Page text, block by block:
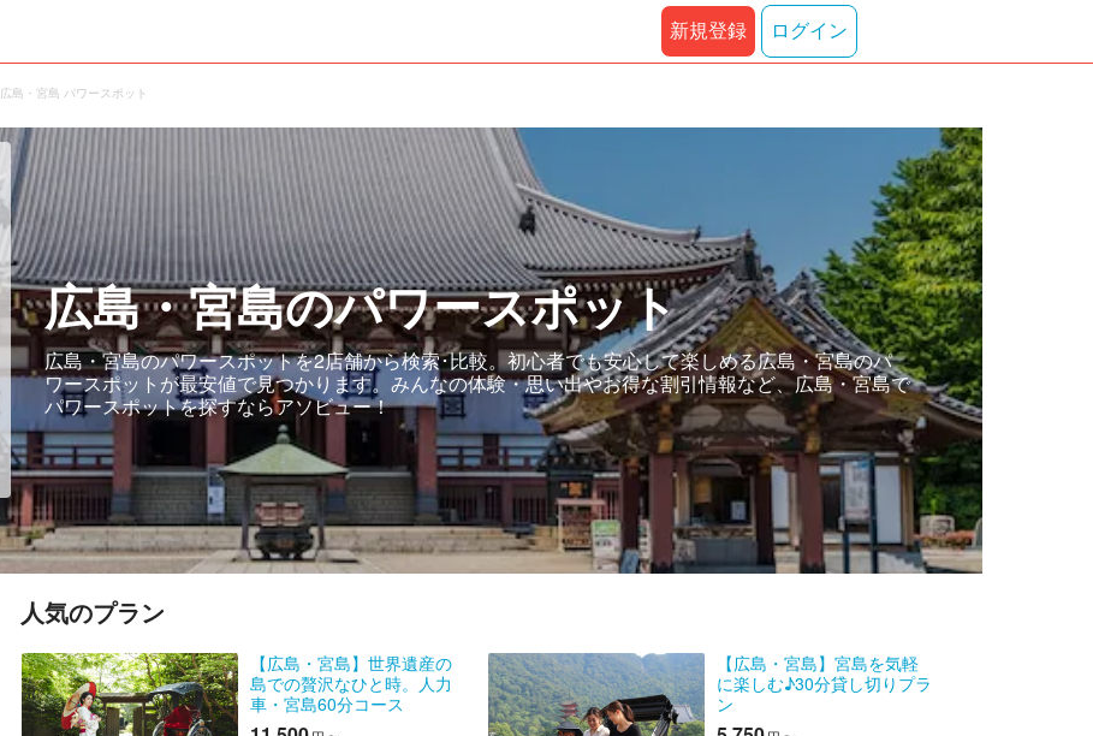
新規登録 ログイン
広島・宮島 パワースポット
広島・宮島のパワースポット
広島・宮島のパワースポットを2店舗から検索･比較。初心者でも安心して楽しめる広島・宮島のパ
ワースポットが最安値で見つかります。みんなの体験・思い出やお得な割引情報など、広島・宮島で
パワースポットを探すならアソビュー！
人気のプラン
【広島・宮島】世界遺産の
島での贅沢なひと時。人力
車・宮島60分コース
【広島・宮島】宮島を気軽
に楽しむ♪30分貸し切りプラ
ン